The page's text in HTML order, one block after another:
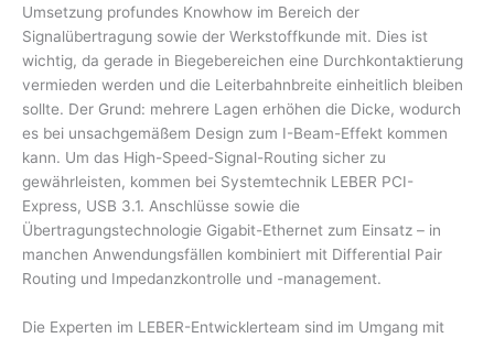
Umsetzung profundes Knowhow im Bereich der
Signalübertragung sowie der Werkstoffkunde mit. Dies ist
wichtig, da gerade in Biegebereichen eine Durchkontaktierung
vermieden werden und die Leiterbahnbreite einheitlich bleiben
sollte. Der Grund: mehrere Lagen erhöhen die Dicke, wodurch
es bei unsachgemäßem Design zum I-Beam-Effekt kommen
kann. Um das High-Speed-Signal-Routing sicher zu
gewährleisten, kommen bei Systemtechnik LEBER PCI-
Express, USB 3.1. Anschlüsse sowie die
Übertragungstechnologie Gigabit-Ethernet zum Einsatz – in
manchen Anwendungsfällen kombiniert mit Differential Pair
Routing und Impedanzkontrolle und -management.
Die Experten im LEBER-Entwicklerteam sind im Umgang mit